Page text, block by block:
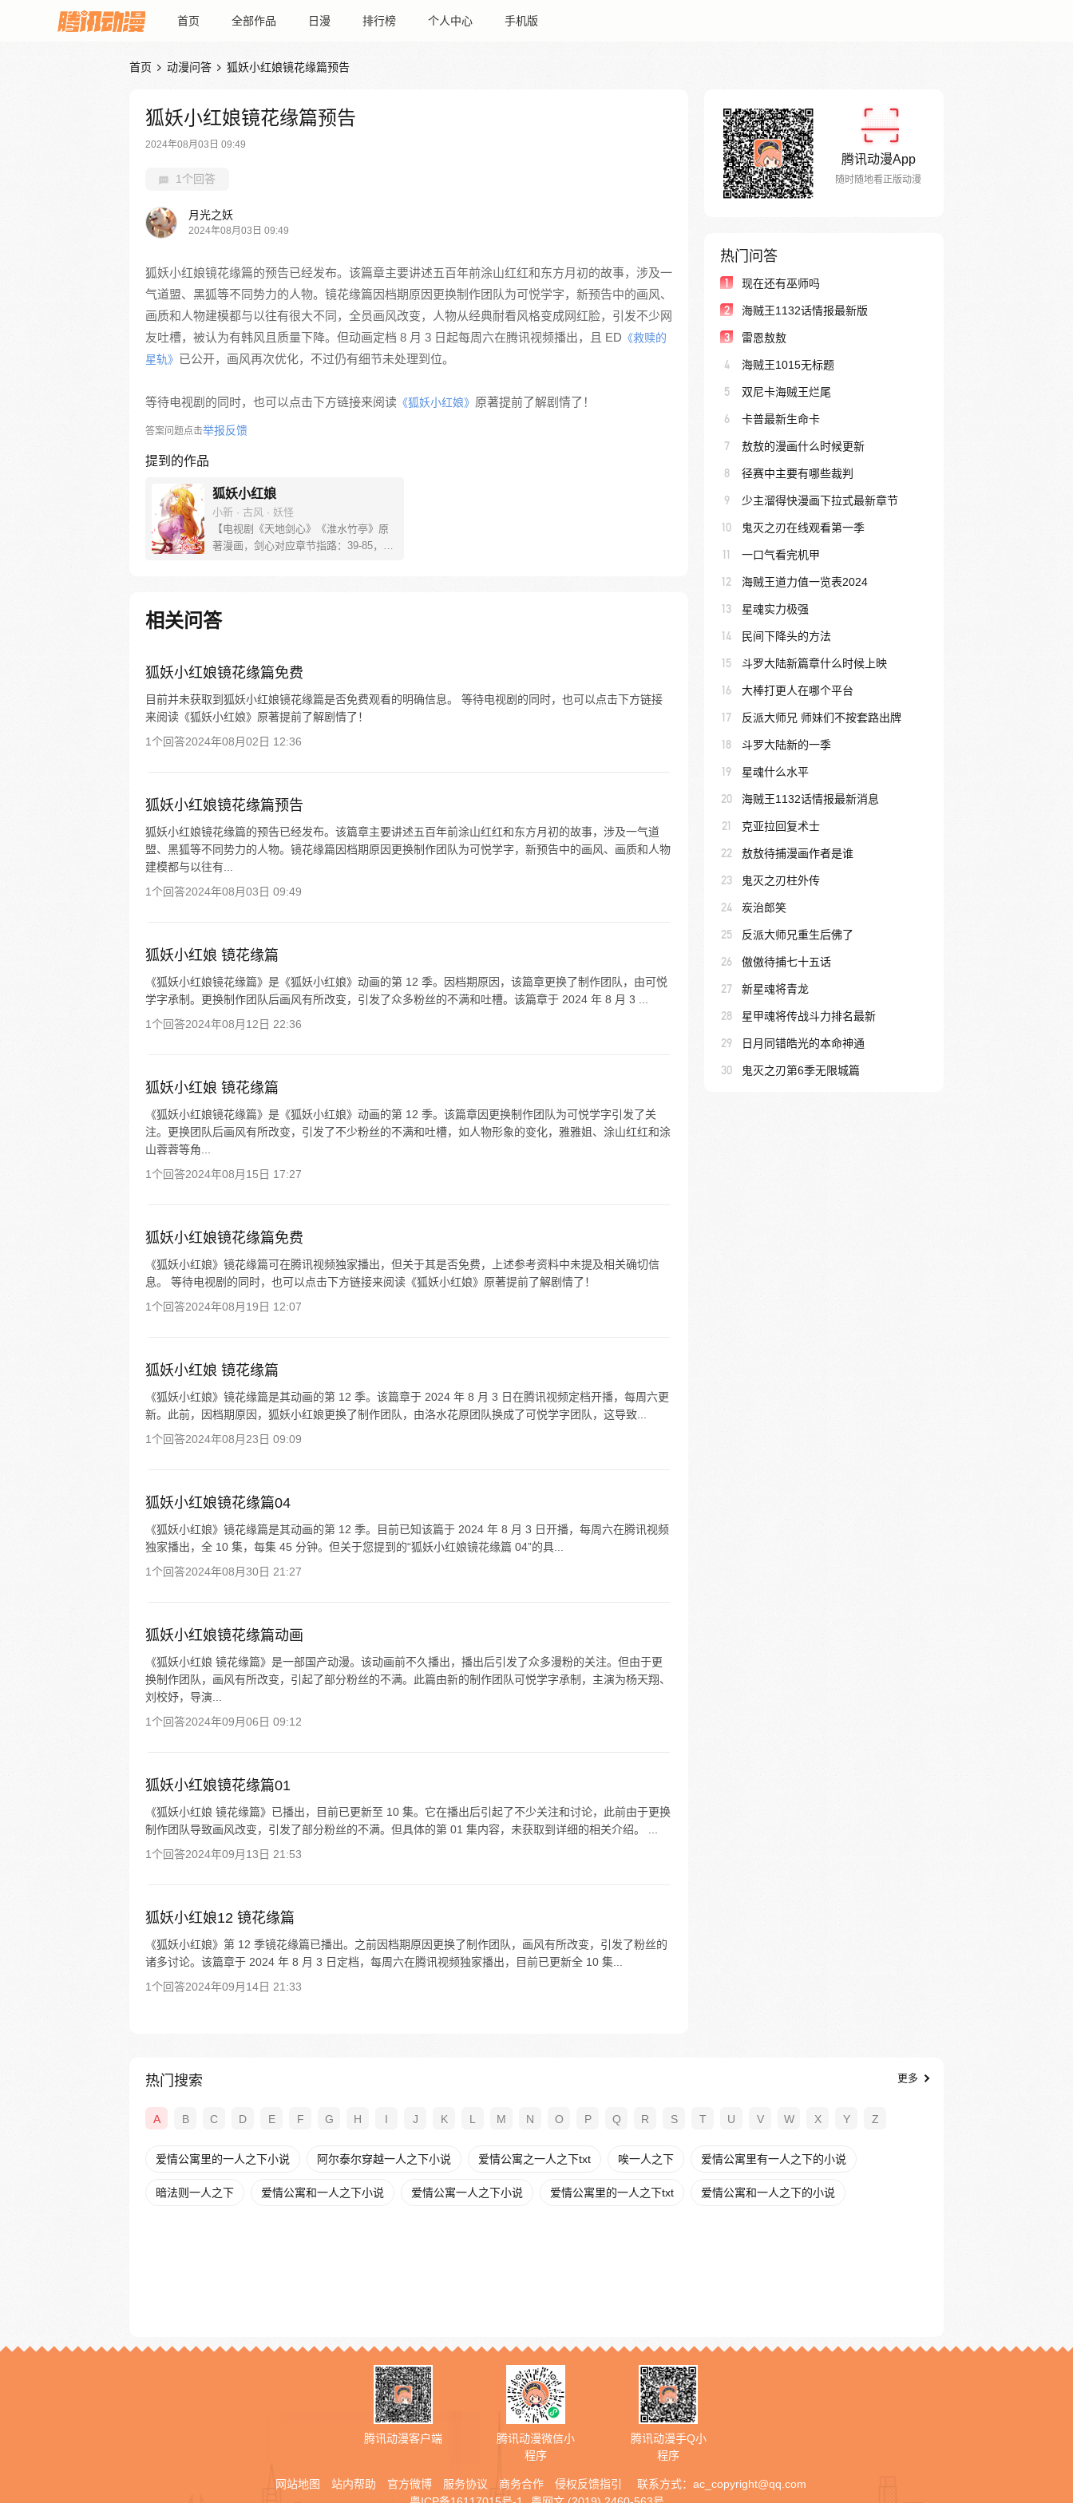
首页 全部作品 日漫 排行榜 个人中心 手机版
首页  动漫问答  狐妖小红娘镜花缘篇预告
狐妖小红娘镜花缘篇预告
2024年08月03日 09:49
1个回答
月光之妖
2024年08月03日 09:49
狐妖小红娘镜花缘篇的预告已经发布。该篇章主要讲述五百年前涂山红红和东方月初的故事，涉及一
气道盟、黑狐等不同势力的人物。镜花缘篇因档期原因更换制作团队为可悦学字，新预告中的画风、
画质和人物建模都与以往有很大不同，全员画风改变，人物从经典耐看风格变成网红脸，引发不少网
友吐槽，被认为有韩风且质量下降。但动画定档 8 月 3 日起每周六在腾讯视频播出，且 ED 《救赎的
星轨》 已公开，画风再次优化，不过仍有细节未处理到位。
等待电视剧的同时，也可以点击下方链接来阅读 《狐妖小红娘》 原著提前了解剧情了！
答案问题点击举报反馈
提到的作品
狐妖小红娘
小新 · 古风 · 妖怪
【电视剧《天地剑心》《淮水竹亭》原
著漫画，剑心对应章节指路：39-85，淮
新。）
相关问答
狐妖小红娘镜花缘篇免费
目前并未获取到狐妖小红娘镜花缘篇是否免费观看的明确信息。 等待电视剧的同时，也可以点击下方链接
来阅读《狐妖小红娘》原著提前了解剧情了！
1个回答2024年08月02日 12:36
狐妖小红娘镜花缘篇预告
狐妖小红娘镜花缘篇的预告已经发布。该篇章主要讲述五百年前涂山红红和东方月初的故事，涉及一气道
盟、黑狐等不同势力的人物。镜花缘篇因档期原因更换制作团队为可悦学字，新预告中的画风、画质和人物
建模都与以往有...
1个回答2024年08月03日 09:49
狐妖小红娘 镜花缘篇
《狐妖小红娘镜花缘篇》是《狐妖小红娘》动画的第 12 季。因档期原因，该篇章更换了制作团队，由可悦
学字承制。更换制作团队后画风有所改变，引发了众多粉丝的不满和吐槽。该篇章于 2024 年 8 月 3 ...
1个回答2024年08月12日 22:36
狐妖小红娘 镜花缘篇
《狐妖小红娘镜花缘篇》是《狐妖小红娘》动画的第 12 季。该篇章因更换制作团队为可悦学字引发了关
注。更换团队后画风有所改变，引发了不少粉丝的不满和吐槽，如人物形象的变化，雅雅姐、涂山红红和涂
山蓉蓉等角...
1个回答2024年08月15日 17:27
狐妖小红娘镜花缘篇免费
《狐妖小红娘》镜花缘篇可在腾讯视频独家播出，但关于其是否免费，上述参考资料中未提及相关确切信
息。 等待电视剧的同时，也可以点击下方链接来阅读《狐妖小红娘》原著提前了解剧情了！
1个回答2024年08月19日 12:07
狐妖小红娘 镜花缘篇
《狐妖小红娘》镜花缘篇是其动画的第 12 季。该篇章于 2024 年 8 月 3 日在腾讯视频定档开播，每周六更
新。此前，因档期原因，狐妖小红娘更换了制作团队，由洛水花原团队换成了可悦学字团队，这导致...
1个回答2024年08月23日 09:09
狐妖小红娘镜花缘篇04
《狐妖小红娘》镜花缘篇是其动画的第 12 季。目前已知该篇于 2024 年 8 月 3 日开播，每周六在腾讯视频
独家播出，全 10 集，每集 45 分钟。但关于您提到的“狐妖小红娘镜花缘篇 04”的具...
1个回答2024年08月30日 21:27
狐妖小红娘镜花缘篇动画
《狐妖小红娘 镜花缘篇》是一部国产动漫。该动画前不久播出，播出后引发了众多漫粉的关注。但由于更
换制作团队，画风有所改变，引起了部分粉丝的不满。此篇由新的制作团队可悦学字承制，主演为杨天翔、
刘校妤，导演...
1个回答2024年09月06日 09:12
狐妖小红娘镜花缘篇01
《狐妖小红娘 镜花缘篇》已播出，目前已更新至 10 集。它在播出后引起了不少关注和讨论，此前由于更换
制作团队导致画风改变，引发了部分粉丝的不满。但具体的第 01 集内容，未获取到详细的相关介绍。 ...
1个回答2024年09月13日 21:53
狐妖小红娘12 镜花缘篇
《狐妖小红娘》第 12 季镜花缘篇已播出。之前因档期原因更换了制作团队，画风有所改变，引发了粉丝的
诸多讨论。该篇章于 2024 年 8 月 3 日定档，每周六在腾讯视频独家播出，目前已更新全 10 集...
1个回答2024年09月14日 21:33
腾讯动漫App
随时随地看正版动漫
热门问答
1 现在还有巫师吗
2 海贼王1132话情报最新版
3 雷恩敖敖
4 海贼王1015无标题
5 双尼卡海贼王烂尾
6 卡普最新生命卡
7 敖敖的漫画什么时候更新
8 径赛中主要有哪些裁判
9 少主溜得快漫画下拉式最新章节
10 鬼灭之刃在线观看第一季
11 一口气看完机甲
12 海贼王道力值一览表2024
13 星魂实力极强
14 民间下降头的方法
15 斗罗大陆新篇章什么时候上映
16 大棒打更人在哪个平台
17 反派大师兄 师妹们不按套路出牌
18 斗罗大陆新的一季
19 星魂什么水平
20 海贼王1132话情报最新消息
21 克亚拉回复术士
22 敖敖待捕漫画作者是谁
23 鬼灭之刃柱外传
24 炭治郎笑
25 反派大师兄重生后佛了
26 傲傲待捕七十五话
27 新星魂将青龙
28 星甲魂将传战斗力排名最新
29 日月同错皓光的本命神通
30 鬼灭之刃第6季无限城篇
热门搜索 更多
A B C D E F G H I J K L M N O P Q R S T U V W X Y Z
爱情公寓里的一人之下小说 阿尔泰尔穿越一人之下小说 爱情公寓之一人之下txt 唉一人之下 爱情公寓里有一人之下的小说
暗法则一人之下 爱情公寓和一人之下小说 爱情公寓一人之下小说 爱情公寓里的一人之下txt 爱情公寓和一人之下的小说
腾讯动漫客户端
腾讯动漫微信小
程序
腾讯动漫手Q小
程序
网站地图 站内帮助 官方微博 服务协议 商务合作 侵权反馈指引 联系方式： ac_copyright@qq.com